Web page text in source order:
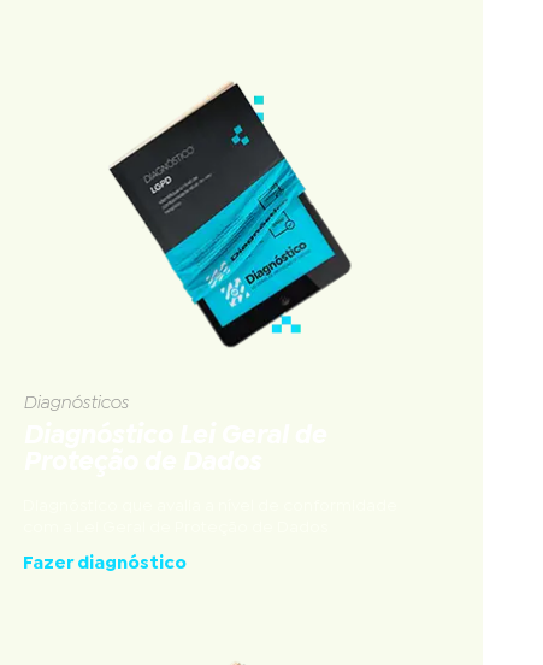
Diagnósticos
Fazer diagnóstico